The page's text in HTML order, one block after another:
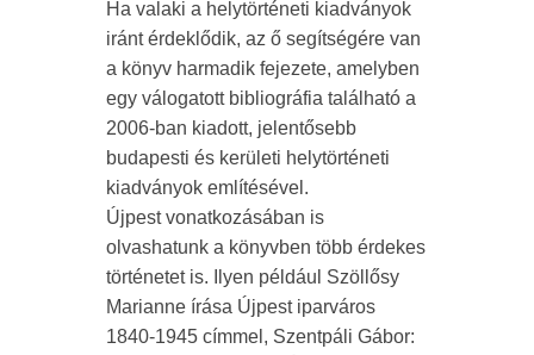
Ha valaki a helytörténeti kiadványok
iránt érdeklődik, az ő segítségére van
a könyv harmadik fejezete, amelyben
egy válogatott bibliográfia található a
2006-ban kiadott, jelentősebb
budapesti és kerületi helytörténeti
kiadványok említésével.
Újpest vonatkozásában is
olvashatunk a könyvben több érdekes
történetet is. Ilyen például Szöllősy
Marianne írása Újpest iparváros
1840-1945 címmel, Szentpáli Gábor: